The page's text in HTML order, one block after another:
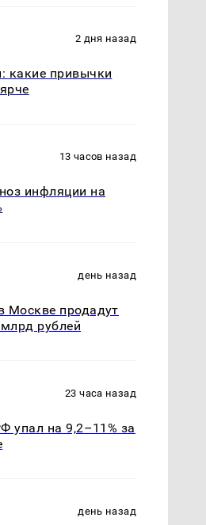
2 дня назад
какие привычки
13 часов назад
инфляции на
день назад
Москве продадут
рублей
23 часа назад
упал на 9,2–11% за
день назад